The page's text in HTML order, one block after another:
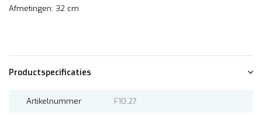
Afmetingen: 32 cm
Productspecificaties
Artikelnummer F10.27